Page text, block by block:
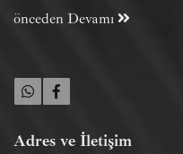
önceden Devamı
Adres ve İletişim